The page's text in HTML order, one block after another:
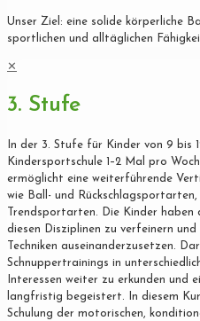
Unser Ziel: eine solide körperliche
sportlichen und alltäglichen
✕
3. Stufe
In der 3. Stufe für Kinder von 9 bis
Kindersportschule 1–2 Mal pro
ermöglicht eine weiterführende
wie Ball- und
Trendsportarten. Die Kinder haben
diesen Disziplinen zu verfeinern
Techniken auseinanderzusetzen.
Schnuppertrainings in
Interessen weiter zu erkunden und
langfristig begeistert. In diesem
Schulung der motorischen,